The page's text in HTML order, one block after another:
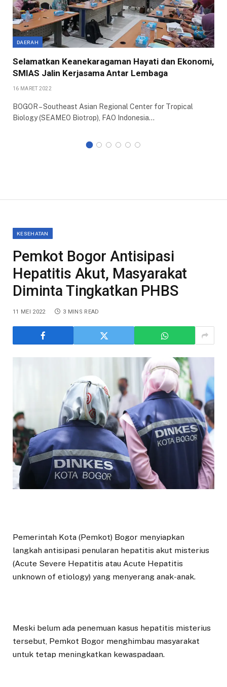
DAERAH
Selamatkan Keanekaragaman Hayati dan Ekonomi,
SMIAS Jalin Kerjasama Antar Lembaga
16 MARET 2022
BOGOR – Southeast Asian Regional Center for Tropical
Biology (SEAMEO Biotrop), FAO Indonesia…
KESEHATAN
Pemkot Bogor Antisipasi
Hepatitis Akut, Masyarakat
Diminta Tingkatkan PHBS
11 MEI 2022 3 MINS READ
Pemerintah Kota (Pemkot) Bogor menyiapkan
langkah antisipasi penularan hepatitis akut misterius
(Acute Severe Hepatitis atau Acute Hepatitis
unknown of etiology) yang menyerang anak-anak.
Meski belum ada penemuan kasus hepatitis misterius
tersebut, Pemkot Bogor menghimbau masyarakat
untuk tetap meningkatkan kewaspadaan.